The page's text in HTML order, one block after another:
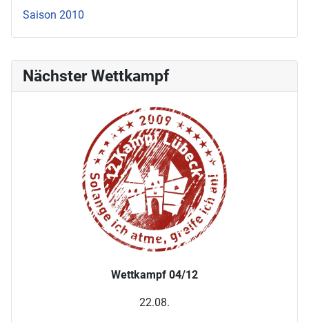
Nächster Wettkampf
Wettkampf 04/12
22.08.
Saison 2010